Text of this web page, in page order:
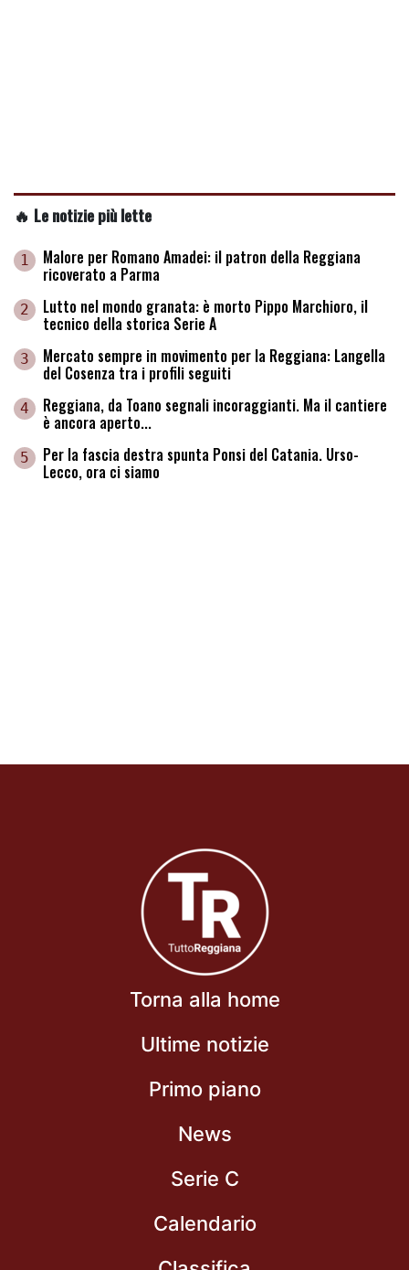
🔥 Le notizie più lette
1 Malore per Romano Amadei: il patron della Reggiana
ricoverato a Parma
2 Lutto nel mondo granata: è morto Pippo Marchioro, il
tecnico della storica Serie A
3 Mercato sempre in movimento per la Reggiana: Langella
del Cosenza tra i profili seguiti
4 Reggiana, da Toano segnali incoraggianti. Ma il cantiere
è ancora aperto...
5 Per la fascia destra spunta Ponsi del Catania. Urso-
Lecco, ora ci siamo
Torna alla home
Ultime notizie
Primo piano
News
Serie C
Calendario